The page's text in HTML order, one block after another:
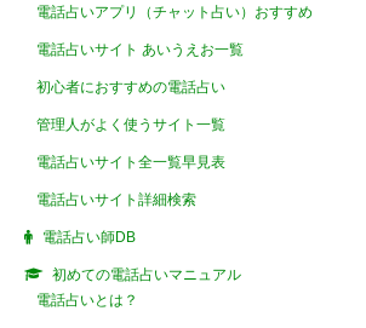
電話占いアプリ（チャット占い）おすすめ
電話占いサイト あいうえお一覧
初心者におすすめの電話占い
管理人がよく使うサイト一覧
電話占いサイト全一覧早見表
電話占いサイト詳細検索
電話占い師DB
初めての電話占いマニュアル
電話占いとは？